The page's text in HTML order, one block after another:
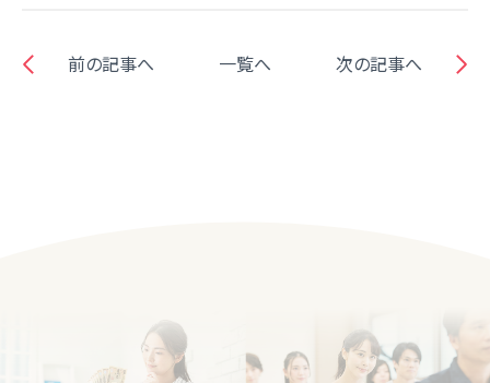
前の記事へ 一覧へ 次の記事へ